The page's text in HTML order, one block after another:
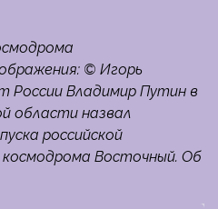
© Игорь
России Владимир Путин в
области назвал
российской
Восточный. Об